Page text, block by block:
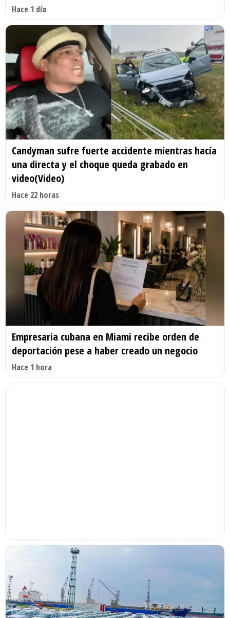
Hace 1 día
Candyman sufre fuerte accidente mientras hacía
una directa y el choque queda grabado en
video(Video)
Hace 22 horas
Empresaria cubana en Miami recibe orden de
deportación pese a haber creado un negocio
Hace 1 hora